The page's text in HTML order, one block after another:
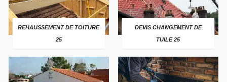
REHAUSSEMENT DE TOITURE
25
DEVIS CHANGEMENT DE
TUILE 25